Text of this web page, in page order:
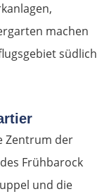
machen
südlich
Zentrum der
Frühbarock
und die